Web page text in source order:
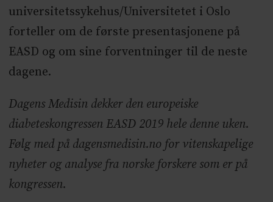
universitetssykehus/Universitetet i Oslo
forteller om de første presentasjonene på
EASD og om sine forventninger til de neste
dagene.
Dagens Medisin dekker den europeiske
diabeteskongressen EASD 2019 hele denne uken.
Følg med på dagensmedisin.no for vitenskapelige
nyheter og analyse fra norske forskere som er på
kongressen.